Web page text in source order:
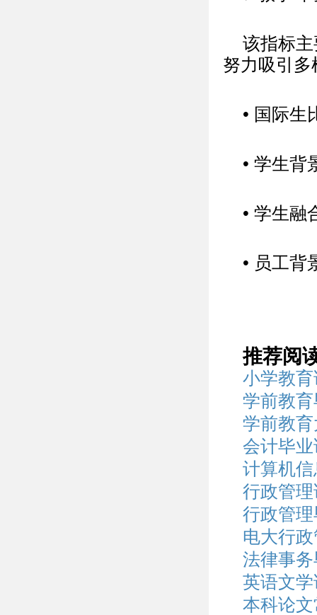
该指标
努力吸引
• 国际生
• 学生背
• 学生融
• 员工背
推荐阅
小学教
学前教
学前教
会计毕
计算机
行政管
行政管
电大行
法律事
英语文
本科论